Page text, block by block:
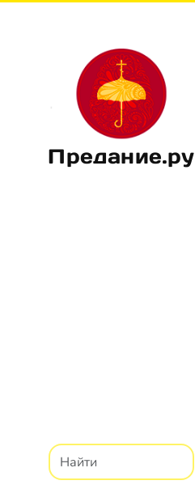
Предание.ру